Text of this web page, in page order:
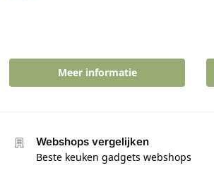
Meer informatie
Webshops vergelijken
Beste keuken gadgets webshops